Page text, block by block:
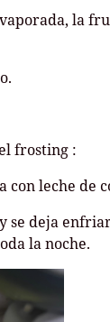
la
frosting :
con leche de
se deja
la noche.